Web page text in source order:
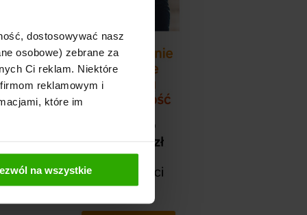
dostosowywać nasz
osobowe) zebrane za
Ci reklam. Niektóre
reklamowym i
które im
na wszystkie
okres, w